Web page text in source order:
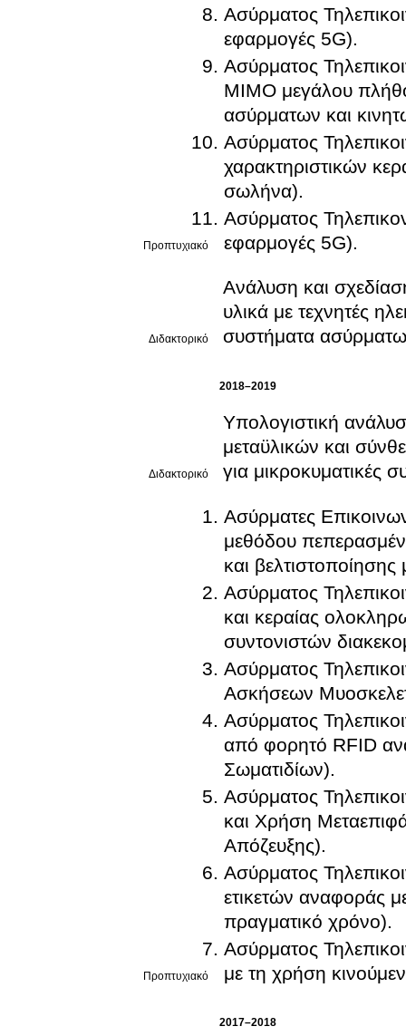
Προπτυχιακό
Ασύρματος
εφαρμογές 5G).
Ασύρματος
MIMO μεγάλου
ασύρματων και
Ασύρματος
χαρακτηριστικών
σωλήνα).
Ασύρματος
εφαρμογές 5G).
Διδακτορικό
Ανάλυση και
υλικά με τεχνητές
συστήματα
2018–2019
Διδακτορικό
Υπολογιστική
μεταϋλικών και
για μικροκυματικές
Προπτυχιακό
Ασύρματες
μεθόδου
και
Ασύρματος
και κεραίας
συντονιστών
Ασύρματος
Ασκήσεων
Ασύρματος
από φορητό RFID
Σωματιδίων).
Ασύρματος
και Χρήση
Απόζευξης).
Ασύρματος
ετικετών αναφοράς
πραγματικό χρόνο).
Ασύρματος
με τη χρήση
2017–2018